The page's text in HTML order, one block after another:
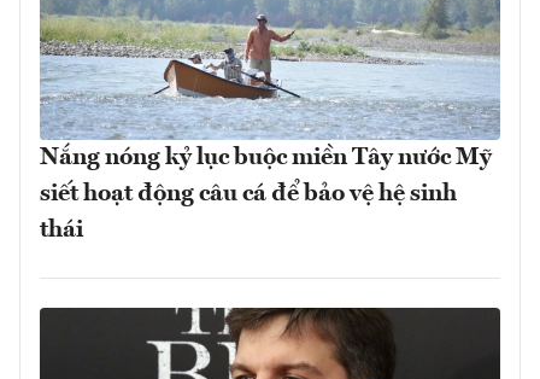
Nắng nóng kỷ lục buộc miền Tây nước Mỹ
siết hoạt động câu cá để bảo vệ hệ sinh
thái